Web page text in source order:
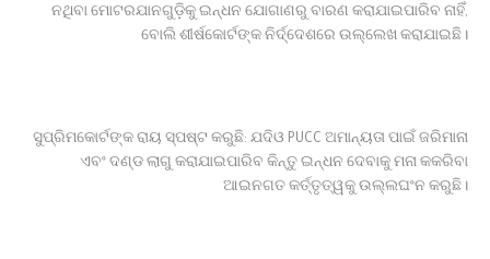
ନଥିବା ମୋଟରଯାନଗୁଡ଼ିକୁ ଇନ୍ଧନ ଯୋଗାଣରୁ ବାରଣ କରାଯାଇପାରିବ ନାହିଁ,
ବୋଲି ଶୀର୍ଷକୋର୍ଟଙ୍କ ନିର୍ଦ୍ଦେଶରେ ଉଲ୍ଲେଖ କରାଯାଇଛି।
ସୁପ୍ରିମକୋର୍ଟଙ୍କ ରାୟ ସ୍ପଷ୍ଟ କରୁଛି: ଯଦିଓ PUCC ଅମାନ୍ୟତା ପାଇଁ ଜରିମାନା
ଏବଂ ଦଣ୍ଡ ଲାଗୁ କରାଯାଇପାରିବ କିନ୍ତୁ ଇନ୍ଧନ ଦେବାକୁ ମନା କକରିବା
ଆଇନଗତ କର୍ତ୍ତୃତ୍ୱକୁ ଉଲ୍ଲଘଂନ କରୁଛି।